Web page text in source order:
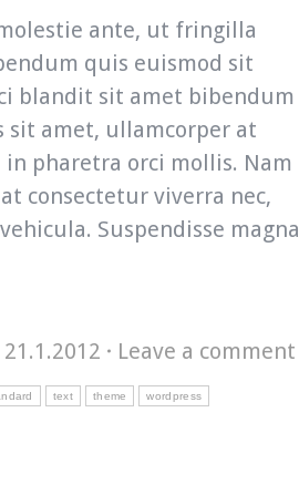
ante, ut fringilla
quis euismod sit
blandit sit amet bibendum
sit amet, ullamcorper at
pharetra orci mollis. Nam
consectetur viverra nec,
Suspendisse magna
21.1.2012
Leave a comment
text theme wordpress